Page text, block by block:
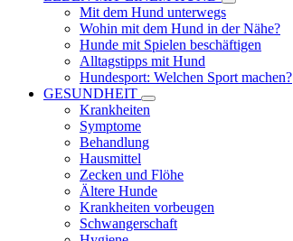
Mit dem Hund unterwegs
Wohin mit dem Hund in der Nähe?
Hunde mit Spielen beschäftigen
Alltagstipps mit Hund
Hundesport: Welchen Sport machen?
GESUNDHEIT
Krankheiten
Symptome
Behandlung
Hausmittel
Zecken und Flöhe
Ältere Hunde
Krankheiten vorbeugen
Schwangerschaft